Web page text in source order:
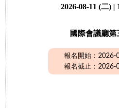
2026-08-11 (二) |
國際會議廳
報名開始：2026-
報名截止：2026-